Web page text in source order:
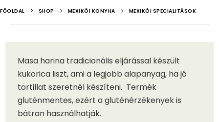
FŐOLDAL SHOP MEXIKÓI KONYHA MEXIKÓI SPECIALITÁSOK
Masa harina tradicionális eljárással készült
kukorica liszt, ami a legjobb alapanyag, ha jó
tortillat szeretnél készíteni. Termék
gluténmentes, ezért a gluténérzékenyek is
bátran használhatják.